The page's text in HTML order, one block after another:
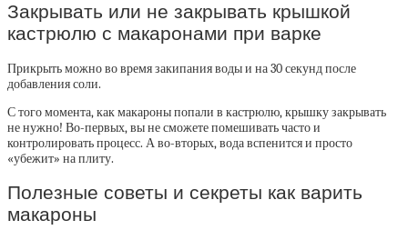
Закрывать или не закрывать крышкой
кастрюлю с макаронами при варке
Прикрыть можно во время закипания воды и на 30 секунд после
добавления соли.
С того момента, как макароны попали в кастрюлю, крышку закрывать
не нужно! Во-первых, вы не сможете помешивать часто и
контролировать процесс. А во-вторых, вода вспенится и просто
«убежит» на плиту.
Полезные советы и секреты как варить
макароны